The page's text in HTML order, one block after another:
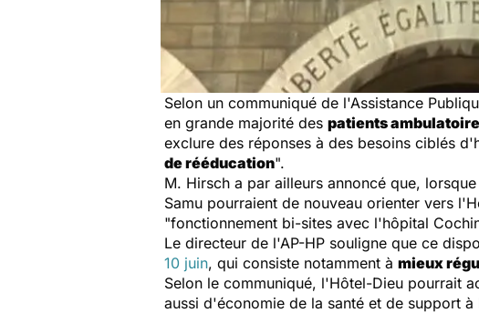
Selon un communiqué de l'Assistance
en grande majorité des patients
exclure des réponses à des besoins ciblés
de rééducation".
M. Hirsch a par ailleurs annoncé que,
Samu pourraient de nouveau orienter vers
"fonctionnement bi-sites avec l'hôpital
Le directeur de l'AP-HP souligne que ce
10 juin, qui consiste notamment à mieux
Selon le communiqué, l'Hôtel-Dieu pourrait
aussi d'économie de la santé et de support